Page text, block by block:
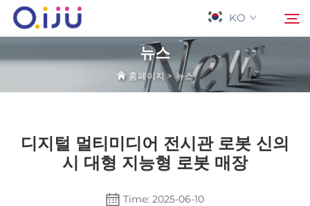
KO
뉴스
홈페이지>뉴스
디지털 멀티미디어 전시관 로봇 신의
시 대형 지능형 로봇 매장
Time: 2025-06-10